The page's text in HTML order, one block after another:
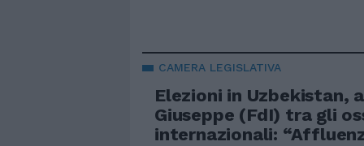
CAMERA LEGISLATIVA
Elezioni in Uzbekistan,
Giuseppe (FdI) tra gli
internazionali: